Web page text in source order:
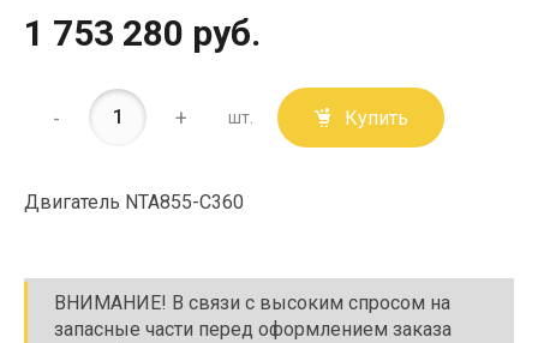
1 753 280 руб.
- + шт. Купить
Двигатель NTA855-C360
ВНИМАНИЕ! В связи с высоким спросом на
запасные части перед оформлением заказа